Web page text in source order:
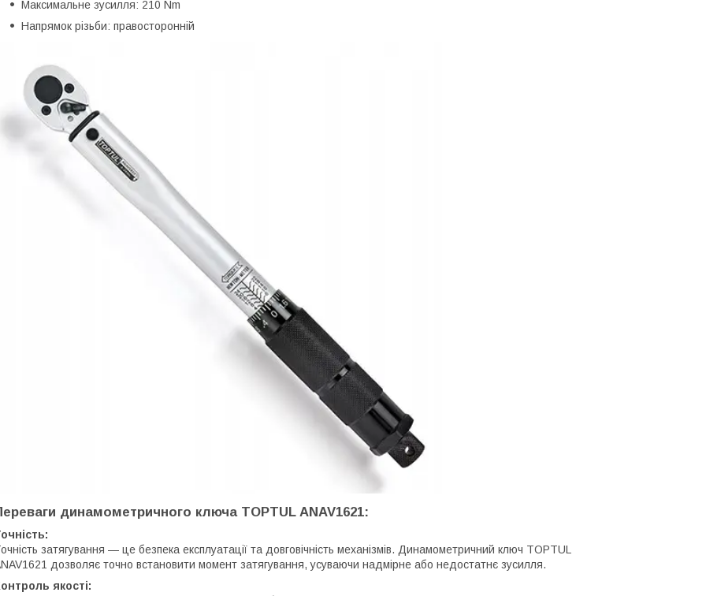
Максимальне зусилля: 210 Nm
Напрямок різьби: правосторонній
динамометричного ключа TOPTUL ANAV1621:
затягування — це безпека експлуатації та довговічність механізмів. Динамометричний ключ TOPTUL
дозволяє точно встановити момент затягування, усуваючи надмірне або недостатнє зусилля.
якості: